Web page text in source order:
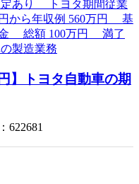
】トヨタ自動車の期
622681